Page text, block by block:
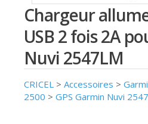
Chargeur
USB 2 fois 2A
Nuvi 2547LM
CRICEL > Accessoires >
2500 > GPS Garmin Nuvi